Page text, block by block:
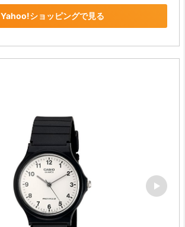
Yahoo!ショッピングで見る